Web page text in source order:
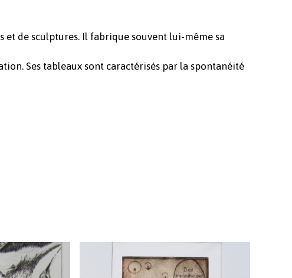
et de sculptures. Il fabrique souvent lui-même sa
Ses tableaux sont caractérisés par la spontanéité